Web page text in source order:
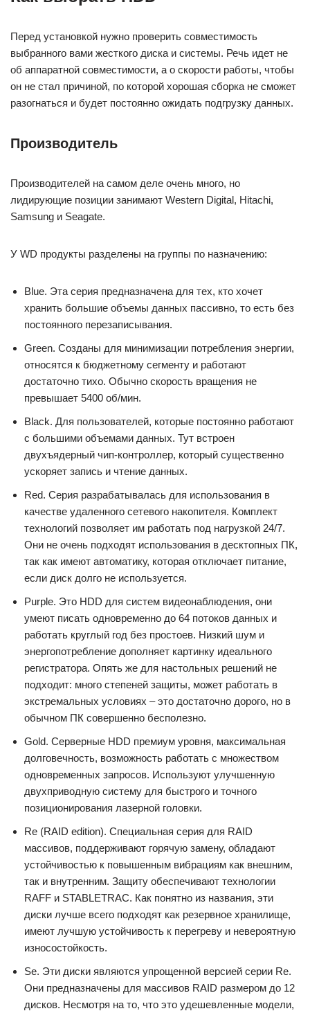
Перед установкой нужно проверить совместимость
выбранного вами жесткого диска и системы. Речь идет не
об аппаратной совместимости, а о скорости работы, чтобы
он не стал причиной, по которой хорошая сборка не сможет
разогнаться и будет постоянно ожидать подгрузку данных.
Производитель
Производителей на самом деле очень много, но
лидирующие позиции занимают Western Digital, Hitachi,
Samsung и Seagate.
У WD продукты разделены на группы по назначению:
Blue. Эта серия предназначена для тех, кто хочет
хранить большие объемы данных пассивно, то есть без
постоянного перезаписывания.
Green. Созданы для минимизации потребления энергии,
относятся к бюджетному сегменту и работают
достаточно тихо. Обычно скорость вращения не
превышает 5400 об/мин.
Black. Для пользователей, которые постоянно работают
с большими объемами данных. Тут встроен
двухъядерный чип-контроллер, который существенно
ускоряет запись и чтение данных.
Red. Серия разрабатывалась для использования в
качестве удаленного сетевого накопителя. Комплект
технологий позволяет им работать под нагрузкой 24/7.
Они не очень подходят использования в десктопных ПК,
так как имеют автоматику, которая отключает питание,
если диск долго не используется.
Purple. Это HDD для систем видеонаблюдения, они
умеют писать одновременно до 64 потоков данных и
работать круглый год без простоев. Низкий шум и
энергопотребление дополняет картинку идеального
регистратора. Опять же для настольных решений не
подходит: много степеней защиты, может работать в
экстремальных условиях – это достаточно дорого, но в
обычном ПК совершенно бесполезно.
Gold. Серверные HDD премиум уровня, максимальная
долговечность, возможность работать с множеством
одновременных запросов. Используют улучшенную
двухприводную систему для быстрого и точного
позиционирования лазерной головки.
Re (RAID edition). Специальная серия для RAID
массивов, поддерживают горячую замену, обладают
устойчивостью к повышенным вибрациям как внешним,
так и внутренним. Защиту обеспечивают технологии
RAFF и STABLETRAC. Как понятно из названия, эти
диски лучше всего подходят как резервное хранилище,
имеют лучшую устойчивость к перегреву и невероятную
износостойкость.
Se. Эти диски являются упрощенной версией серии Re.
Они предназначены для массивов RAID размером до 12
дисков. Несмотря на то, что это удешевленные модели,